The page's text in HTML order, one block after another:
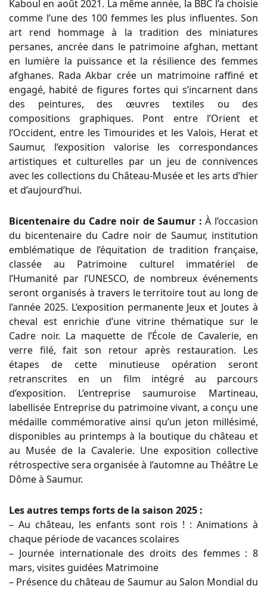
Kaboul en août 2021. La même année, la BBC l’a choisie
comme l’une des 100 femmes les plus influentes. Son
art rend hommage à la tradition des miniatures
persanes, ancrée dans le patrimoine afghan, mettant
en lumière la puissance et la résilience des femmes
afghanes. Rada Akbar crée un matrimoine raffiné et
engagé, habité de figures fortes qui s’incarnent dans
des peintures, des œuvres textiles ou des
compositions graphiques. Pont entre l’Orient et
l’Occident, entre les Timourides et les Valois, Herat et
Saumur, l’exposition valorise les correspondances
artistiques et culturelles par un jeu de connivences
avec les collections du Château-Musée et les arts d’hier
et d’aujourd’hui.
Bicentenaire du Cadre noir de Saumur :À l’occasion
du bicentenaire du Cadre noir de Saumur, institution
emblématique de l’équitation de tradition française,
classée au Patrimoine culturel immatériel de
l’Humanité par l’UNESCO, de nombreux événements
seront organisés à travers le territoire tout au long de
l’année 2025. L’exposition permanente Jeux et Joutes à
cheval est enrichie d’une vitrine thématique sur le
Cadre noir. La maquette de l’École de Cavalerie, en
verre filé, fait son retour après restauration. Les
étapes de cette minutieuse opération seront
retranscrites en un film intégré au parcours
d’exposition. L’entreprise saumuroise Martineau,
labellisée Entreprise du patrimoine vivant, a conçu une
médaille commémorative ainsi qu’un jeton millésimé,
disponibles au printemps à la boutique du château et
au Musée de la Cavalerie. Une exposition collective
rétrospective sera organisée à l’automne au Théâtre Le
Dôme à Saumur.
Les autres temps forts de la saison 2025 :
– Au château, les enfants sont rois ! : Animations à
chaque période de vacances scolaires
– Journée internationale des droits des femmes : 8
mars, visites guidées Matrimoine
– Présence du château de Saumur au Salon Mondial du